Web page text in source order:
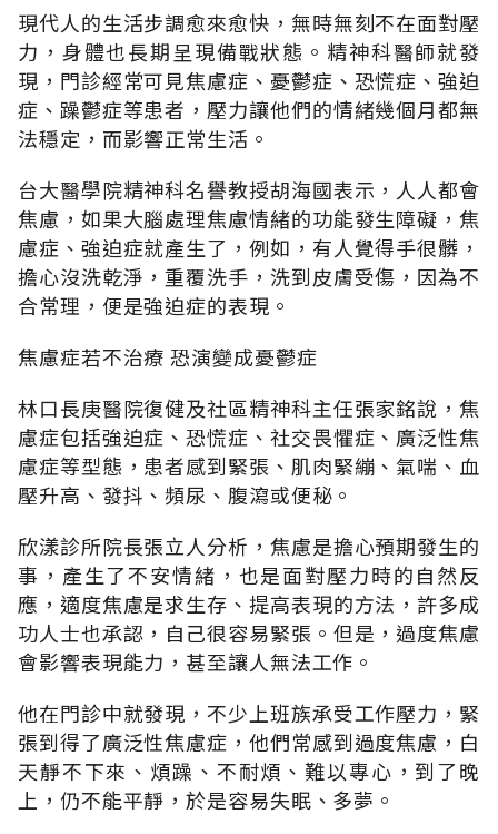
現代人的生活步調愈來愈快，無時無刻不在面對壓
力，身體也長期呈現備戰狀態。精神科醫師就發
現，門診經常可見焦慮症、憂鬱症、恐慌症、強迫
症、躁鬱症等患者，壓力讓他們的情緒幾個月都無
法穩定，而影響正常生活。
台大醫學院精神科名譽教授胡海國表示，人人都會
焦慮，如果大腦處理焦慮情緒的功能發生障礙，焦
慮症、強迫症就產生了，例如，有人覺得手很髒，
擔心沒洗乾淨，重覆洗手，洗到皮膚受傷，因為不
合常理，便是強迫症的表現。
焦慮症若不治療 恐演變成憂鬱症
林口長庚醫院復健及社區精神科主任張家銘說，焦
慮症包括強迫症、恐慌症、社交畏懼症、廣泛性焦
慮症等型態，患者感到緊張、肌肉緊繃、氣喘、血
壓升高、發抖、頻尿、腹瀉或便秘。
欣漾診所院長張立人分析，焦慮是擔心預期發生的
事，產生了不安情緒，也是面對壓力時的自然反
應，適度焦慮是求生存、提高表現的方法，許多成
功人士也承認，自己很容易緊張。但是，過度焦慮
會影響表現能力，甚至讓人無法工作。
他在門診中就發現，不少上班族承受工作壓力，緊
張到得了廣泛性焦慮症，他們常感到過度焦慮，白
天靜不下來、煩躁、不耐煩、難以專心，到了晚
上，仍不能平靜，於是容易失眠、多夢。